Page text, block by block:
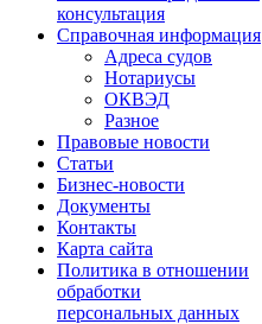
консультация
Справочная информация
Адреса судов
Нотариусы
ОКВЭД
Разное
Правовые новости
Статьи
Бизнес-новости
Документы
Контакты
Карта сайта
Политика в отношении
обработки
персональных данных